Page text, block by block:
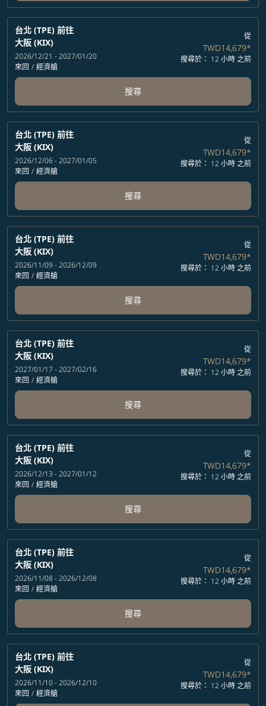
台北 (TPE) 前往
大阪 (KIX)
2026/12/21 - 2027/01/20
來回 / 經濟艙
從
TWD14,679*
搜尋於： 12 小時 之前
搜尋
台北 (TPE) 前往
大阪 (KIX)
2026/12/06 - 2027/01/05
來回 / 經濟艙
從
TWD14,679*
搜尋於： 12 小時 之前
搜尋
台北 (TPE) 前往
大阪 (KIX)
2026/11/09 - 2026/12/09
來回 / 經濟艙
從
TWD14,679*
搜尋於： 12 小時 之前
搜尋
台北 (TPE) 前往
大阪 (KIX)
2027/01/17 - 2027/02/16
來回 / 經濟艙
從
TWD14,679*
搜尋於： 12 小時 之前
搜尋
台北 (TPE) 前往
大阪 (KIX)
2026/12/13 - 2027/01/12
來回 / 經濟艙
從
TWD14,679*
搜尋於： 12 小時 之前
搜尋
台北 (TPE) 前往
大阪 (KIX)
2026/11/08 - 2026/12/08
來回 / 經濟艙
從
TWD14,679*
搜尋於： 12 小時 之前
搜尋
台北 (TPE) 前往
大阪 (KIX)
2026/11/10 - 2026/12/10
來回 / 經濟艙
從
TWD14,679*
搜尋於： 12 小時 之前